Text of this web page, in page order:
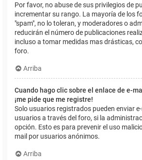
Por favor, no abuse de sus privilegios de
incrementar su rango. La mayoría de los
"spam", no lo toleran, y moderadores o
reducirán el número de publicaciones
incluso a tomar medidas mas drásticas,
foro.
Arriba
Cuando hago clic sobre el enlace de e-
¡me pide que me registre!
Solo usuarios registrados pueden enviar
usuarios a través del foro, si la
opción. Esto es para prevenir el uso
mail por usuarios anónimos.
Arriba